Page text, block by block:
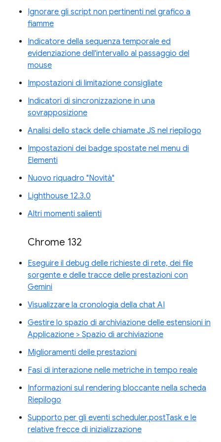
Ignorare gli script non pertinenti nel grafico a
fiamme
Indicatore della sequenza temporale ed
evidenziazione dell'intervallo al passaggio del
mouse
Impostazioni di limitazione consigliate
Indicatori di sincronizzazione in una
sovrapposizione
Analisi dello stack delle chiamate JS nel riepilogo
Impostazioni dei badge spostate nel menu di
Elementi
Nuovo riquadro "Novità"
Lighthouse 12.3.0
Altri momenti salienti
Chrome 132
Eseguire il debug delle richieste di rete, dei file
sorgente e delle tracce delle prestazioni con
Gemini
Visualizzare la cronologia della chat AI
Gestire lo spazio di archiviazione delle estensioni in
Applicazione > Spazio di archiviazione
Miglioramenti delle prestazioni
Fasi di interazione nelle metriche in tempo reale
Informazioni sul rendering bloccante nella scheda
Riepilogo
Supporto per gli eventi scheduler.postTask e le
relative frecce di inizializzazione